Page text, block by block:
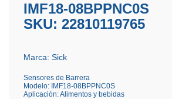
IMF18-08BPPNC0S
SKU: 22810119765
Marca: Sick
Sensores de Barrera
Modelo: IMF18-08BPPNC0S
Aplicación: Alimentos y bebidas